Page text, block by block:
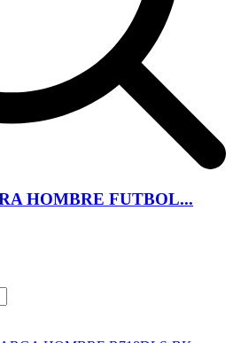
HOMBRE FUTBOL...